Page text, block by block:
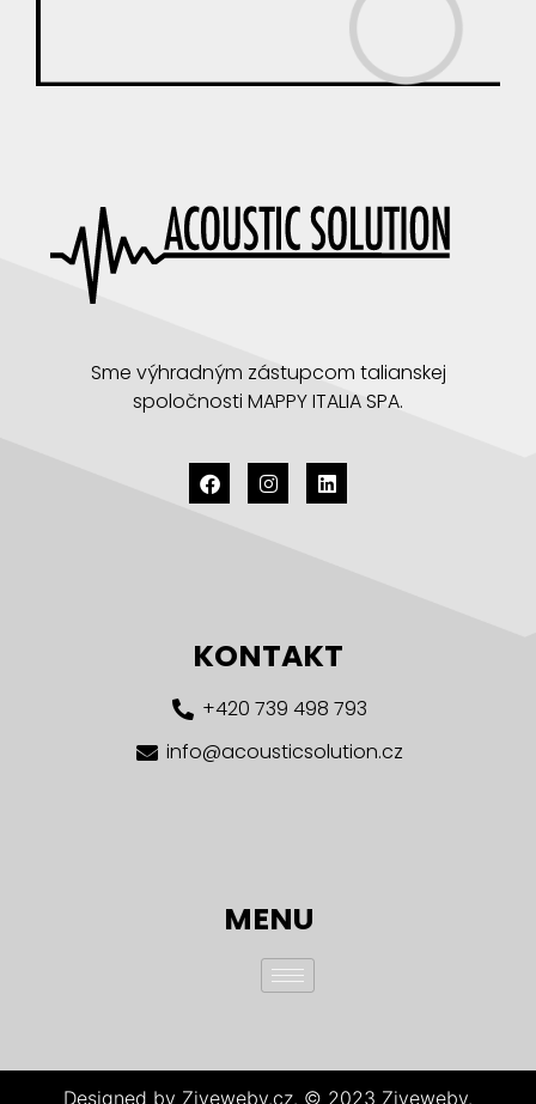
Sme výhradným zástupcom talianskej
spoločnosti MAPPY ITALIA SPA.
KONTAKT
+420 739 498 793
info@acousticsolution.cz
MENU
Designed by Ziveweby.cz. © 2023 Ziveweby.